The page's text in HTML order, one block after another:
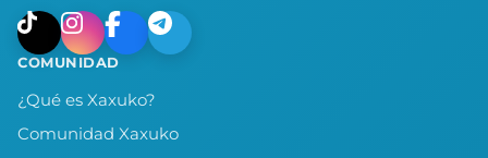
COMUNIDAD
¿Qué es Xaxuko?
Comunidad Xaxuko